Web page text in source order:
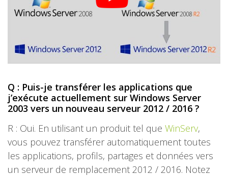
Q : Puis-je transférer les applications que
j’exécute actuellement sur Windows Server
2003 vers un nouveau serveur 2012 / 2016 ?
R : Oui. En utilisant un produit tel que WinServ,
vous pouvez transférer automatiquement toutes
les applications, profils, partages et données vers
un serveur de remplacement 2012 / 2016. Notez